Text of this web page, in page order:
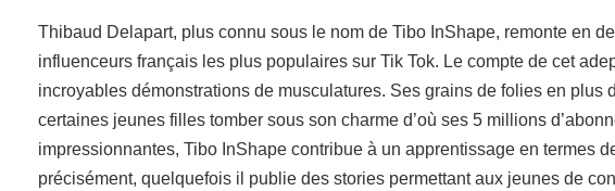
Thibaud Delapart, plus connu sous le nom de Tibo InShape, remonte en
influenceurs français les plus populaires sur Tik Tok. Le compte de cet
incroyables démonstrations de musculatures. Ses grains de folies en plus
certaines jeunes filles tomber sous son charme d’où ses 5 millions
impressionnantes, Tibo InShape contribue à un apprentissage en termes
précisément, quelquefois il publie des stories permettant aux jeunes de